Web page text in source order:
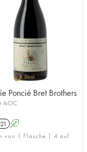
Poncié Bret Brothers
AOC
A
von 1 Flasche | 4 auf